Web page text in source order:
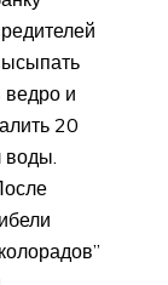
ведро и
20
воды.